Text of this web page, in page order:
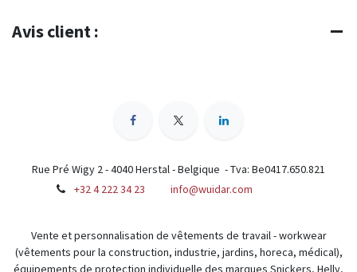
Avis client :
Rue Pré Wigy 2 - 4040 Herstal - Belgique - Tva: Be0417.650.821
+32 4 222 34 23
info@wuidar.com
Vente et personnalisation de vêtements de travail - workwear
(vêtements pour la construction, industrie, jardins, horeca, médical),
équipements de protection individuelle des marques Snickers, Helly,